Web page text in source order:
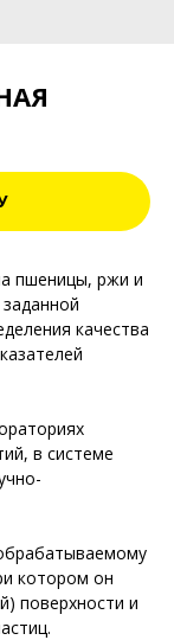
пшеницы, ржи и
качества
в системе
котором он
поверхности и